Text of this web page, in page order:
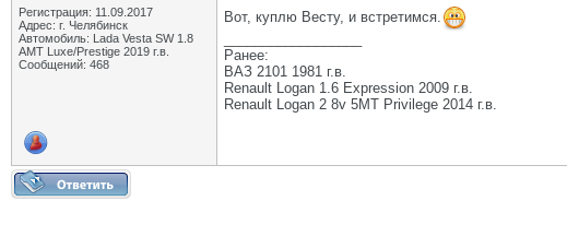
Регистрация: 11.09.2017
Адрес: г. Челябинск
Автомобиль: Lada Vesta SW 1.8
АМТ Luxe/Prestige 2019 г.в.
Сообщений: 468
Вот, куплю Весту, и встретимся.
Ранее:
ВАЗ 2101 1981 г.в.
Renault Logan 1.6 Expression 2009 г.в.
Renault Logan 2 8v 5МТ Privilege 2014 г.в.